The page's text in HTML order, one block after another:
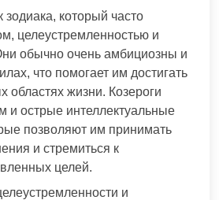
зодиака, который часто
целеустремленностью и
обычно очень амбициозны и
что помогает им достигать
областях жизни. Козероги
и острые интеллектуальные
позволяют им принимать
и стремиться к
целей.
и